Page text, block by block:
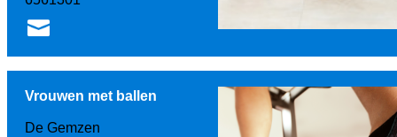
Vrouwen met ballen
De Gemzen